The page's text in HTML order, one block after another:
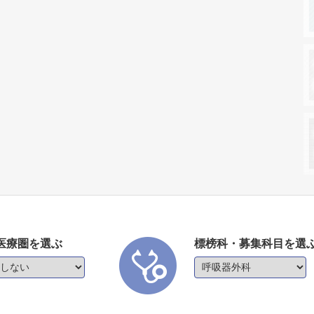
療圏を選ぶ 標榜科・募集科目を選